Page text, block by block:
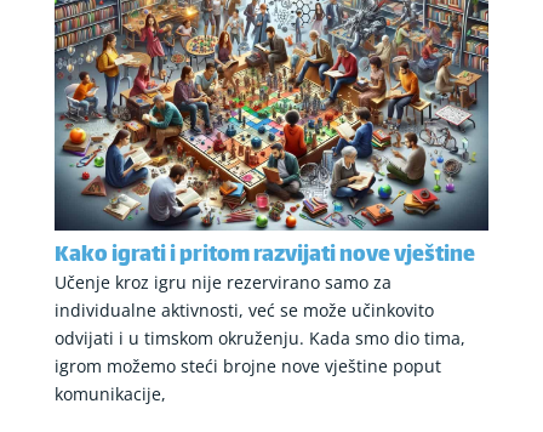
Kako igrati i pritom razvijati nove vještine
Učenje kroz igru nije rezervirano samo za
individualne aktivnosti, već se može učinkovito
odvijati i u timskom okruženju. Kada smo dio tima,
igrom možemo steći brojne nove vještine poput
komunikacije,